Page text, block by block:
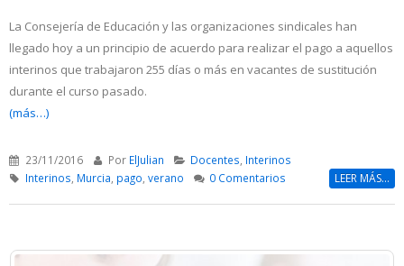
La Consejería de Educación y las organizaciones sindicales han
llegado hoy a un principio de acuerdo para realizar el pago a aquellos
interinos que trabajaron 255 días o más en vacantes de sustitución
durante el curso pasado.
(más…)
23/11/2016 Por ElJulian Docentes Interinos
Interinos Murcia pago verano 0 Comentarios LEER MÁS...